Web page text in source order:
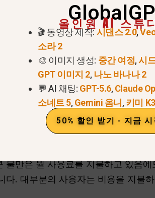
깅 페이스):
이러한 도구는 무료이
는 좋지만 설정이 어렵고 일반적으
ChatGPT파워 유저
비해 저렴하게 들리지만, 많은 전문
불만은 월 사용료를 지불하고 있음
다. 대부분의 사용자는 비용을 지불
올인원 AI 스튜
🎬 동영상 제작:시댄스 2.0,
소라 2
🎨 이미지 생성: 중간 여정,시
GPT 이미지 2, 나노 바나나 2
💬 AI 채팅: GPT-5.6,Claude
소네트 5,Gemini 옴니,키미 K3
50% 할인 받기 - 지금 시